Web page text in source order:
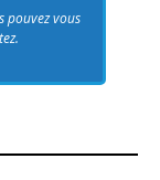
pouvez vous